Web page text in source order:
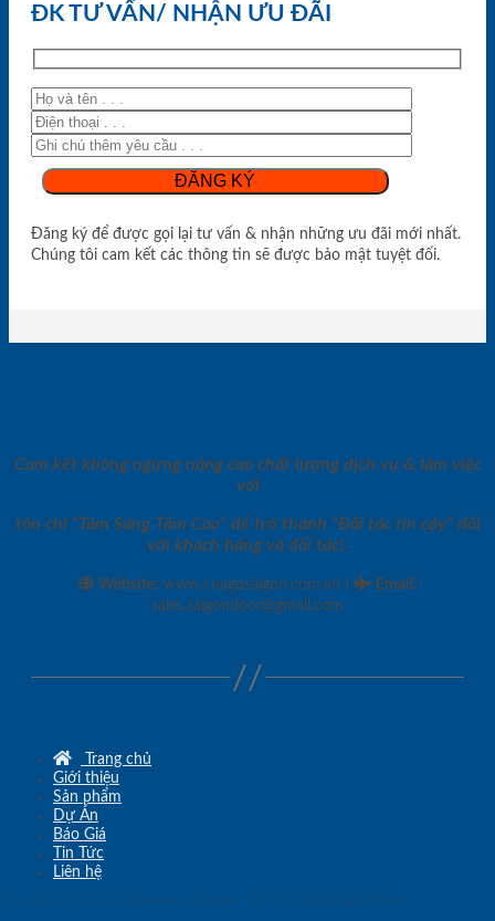
ĐK TƯ VẤN/ NHẬN ƯU ĐÃI
Đăng ký để được gọi lại tư vấn & nhận những ưu đãi mới nhất.
Chúng tôi cam kết các thông tin sẽ được bảo mật tuyệt đối.
Cam kết không ngừng nâng cao chất lượng dịch vụ & làm việc
với
tôn chỉ “Tâm Sáng Tầm Cao” để trở thành “Đối tác tin cậy” đối
với khách hàng và đối tác!.
Website: www.cuagosaigon.com.vn Email :
sales.saigondoor@gmail.com
Trang chủ
Giới thiệu
Sản phẩm
Dự Án
Báo Giá
Tin Tức
Liên hệ